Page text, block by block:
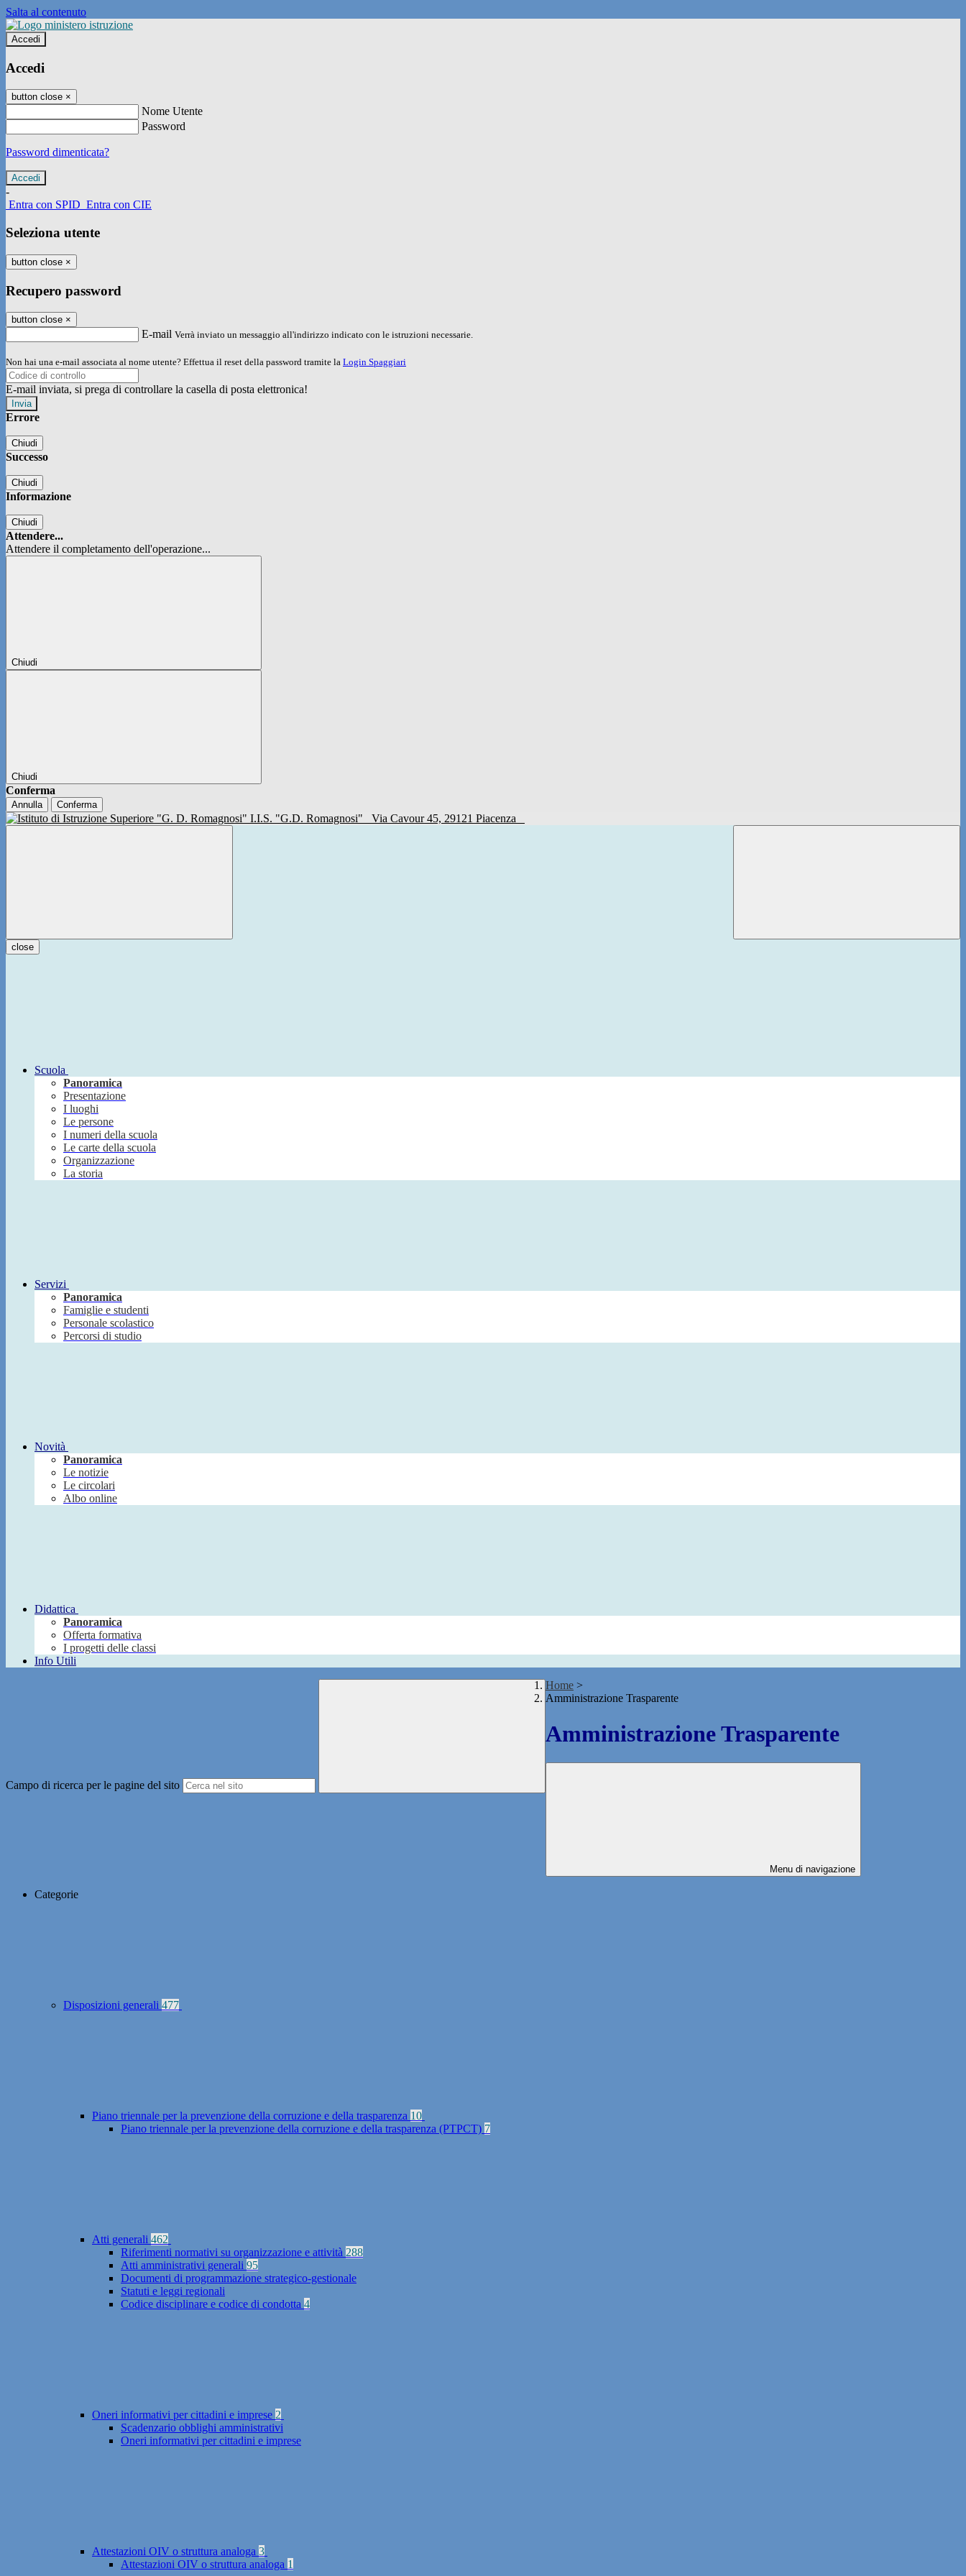
Salta al contenuto
Accedi
Accedi
button close ×
Nome Utente
Password
Password dimenticata?
-
Entra con SPID Entra con CIE
Seleziona utente
button close ×
Recupero password
button close ×
E-mail Verrà inviato un messaggio all'indirizzo indicato con le istruzioni necessarie.
Non hai una e-mail associata al nome utente? Effettua il reset della password tramite la Login Spaggiari
E-mail inviata, si prega di controllare la casella di posta elettronica!
Errore
Chiudi
Successo
Chiudi
Informazione
Chiudi
Attendere...
Attendere il completamento dell'operazione...
Chiudi
Chiudi
Conferma
Annulla Conferma
I.I.S. "G.D. Romagnosi" Via Cavour 45, 29121 Piacenza
close
Scuola
Panoramica
Presentazione
I luoghi
Le persone
I numeri della scuola
Le carte della scuola
Organizzazione
La storia
Servizi
Panoramica
Famiglie e studenti
Personale scolastico
Percorsi di studio
Novità
Panoramica
Le notizie
Le circolari
Albo online
Didattica
Panoramica
Offerta formativa
I progetti delle classi
Info Utili
Campo di ricerca per le pagine del sito
Home >
Amministrazione Trasparente
Amministrazione Trasparente
Menu di navigazione
Categorie
Disposizioni generali 477
Piano triennale per la prevenzione della corruzione e della trasparenza 10
Piano triennale per la prevenzione della corruzione e della trasparenza (PTPCT) 7
Atti generali 462
Riferimenti normativi su organizzazione e attività 288
Atti amministrativi generali 95
Documenti di programmazione strategico-gestionale
Statuti e leggi regionali
Codice disciplinare e codice di condotta 4
Oneri informativi per cittadini e imprese 2
Scadenzario obblighi amministrativi
Oneri informativi per cittadini e imprese
Attestazioni OIV o struttura analoga 3
Attestazioni OIV o struttura analoga 1